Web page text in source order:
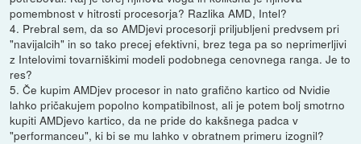
pomembnost v hitrosti procesorja? Razlika AMD, Intel?
4. Prebral sem, da so AMDjevi procesorji priljubljeni predvsem pri
"navijalcih" in so tako precej efektivni, brez tega pa so neprimerljivi
z Intelovimi tovarniškimi modeli podobnega cenovnega ranga. Je to
res?
5. Če kupim AMDjev procesor in nato grafično kartico od Nvidie
lahko pričakujem popolno kompatibilnost, ali je potem bolj smotrno
kupiti AMDjevo kartico, da ne pride do kakšnega padca v
"performanceu", ki bi se mu lahko v obratnem primeru izognil?